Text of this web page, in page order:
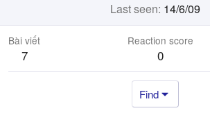
Last seen 14/6/09
Bài viết
7
Reaction score
0
Find